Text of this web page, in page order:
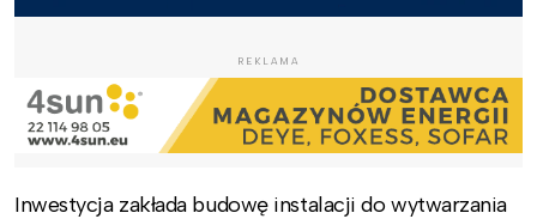
REKLAMA
Inwestycja zakłada budowę instalacji do wytwarzania